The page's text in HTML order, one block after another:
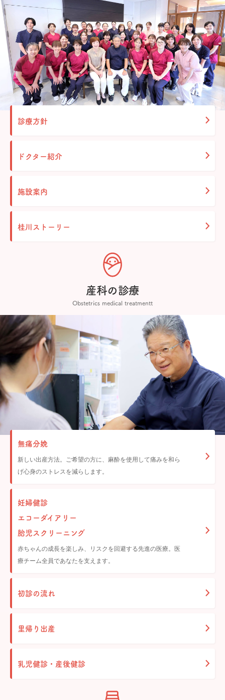
診療方針
ドクター紹介
施設案内
桂川ストーリー
産科の診療
Obstetrics medical treatmentt
無痛分娩
新しい出産方法。ご希望の方に、麻酔を使用して痛みを和ら
げ心身のストレスを減らします。
妊婦健診
エコーダイアリー
胎児スクリーニング
赤ちゃんの成長を楽しみ、リスクを回避する先進の医療。医
療チーム全員であなたを支えます。
初診の流れ
里帰り出産
乳児健診・産後健診